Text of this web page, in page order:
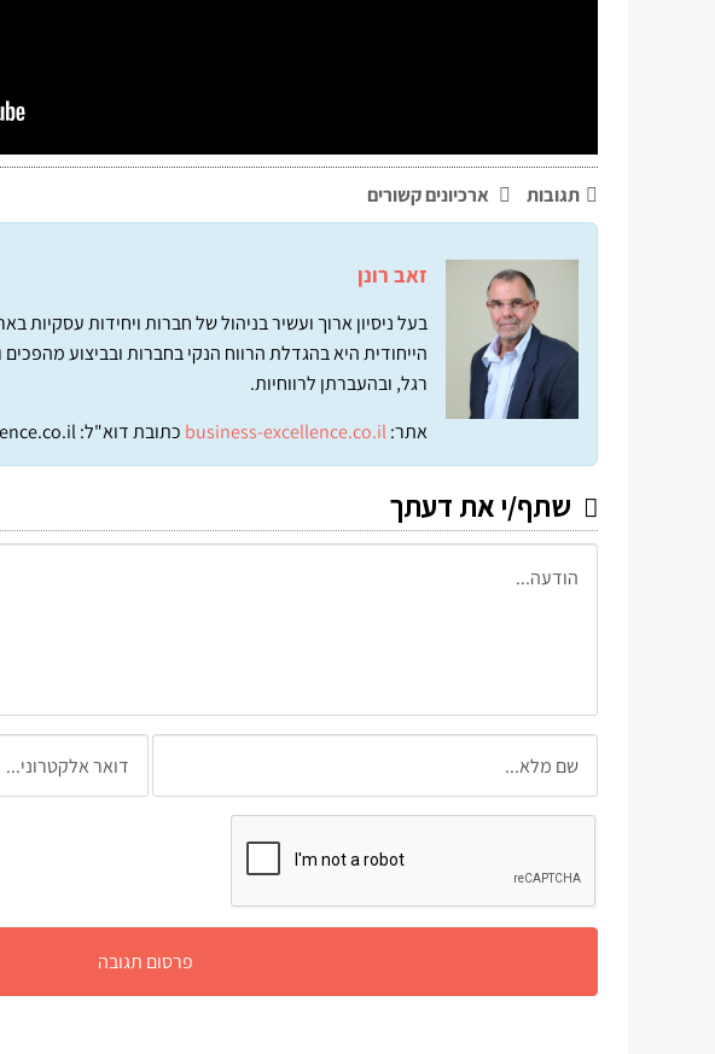
תגובות ארכיונים קשורים
זאב רונן
בעל ניסיון ארוך ועשיר בניהול של חברות ויחידות עסקיות
הייחודית היא בהגדלת הרווח הנקי בחברות ובביצוע
רגל, ובהעברתן לרווחיות.
אתר:business-excellence.co.il כתובת דוא"ל:
שתף/י את דעתך